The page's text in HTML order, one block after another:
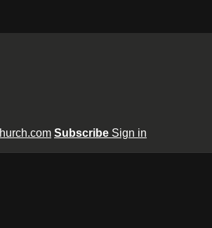
Subscribe Sign in